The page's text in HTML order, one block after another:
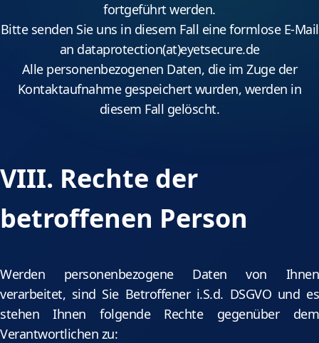
fortgeführt werden.
Bitte senden Sie uns in diesem Fall eine formlose E-Mail
an dataprotection(at)eyetsecure.de
Alle personenbezogenen Daten, die im Zuge der
Kontaktaufnahme gespeichert wurden, werden in
diesem Fall gelöscht.
VIII. Rechte der
betroffenen Person
Werden personenbezogene Daten von Ihnen
verarbeitet, sind Sie Betroffener i.S.d. DSGVO und es
stehen Ihnen folgende Rechte gegenüber dem
Verantwortlichen zu: